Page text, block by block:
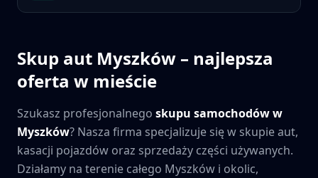
Skup aut Myszków – najlepsza
oferta w mieście
Szukasz profesjonalnego skupu samochodów w
Myszków? Nasza firma specjalizuje się w skupie aut,
kasacji pojazdów oraz sprzedaży części używanych.
Działamy na terenie całego Myszków i okolic,